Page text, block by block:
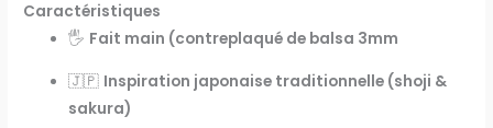
Caractéristiques
🖐️ Fait main (contreplaqué de balsa 3mm
🇯🇵 Inspiration japonaise traditionnelle (shoji &
sakura)